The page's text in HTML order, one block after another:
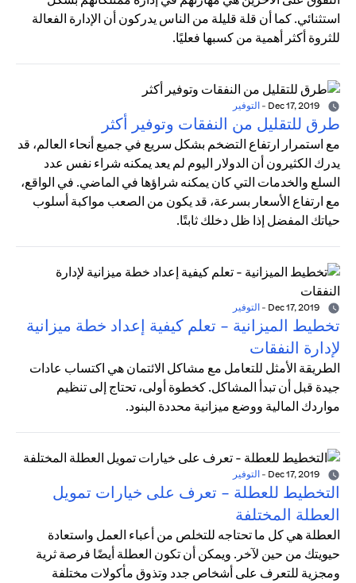
استثنائي. كما أن قلة قليلة من الناس يدركون أن الإدارة الفعالة
للثروة أكثر أهمية من كسبها فعليًا.
- التوفير
طرق للتقليل من النفقات وتوفير أكثر
مع استمرار ارتفاع التضخم بشكل سريع في جميع أنحاء العالم، قد
يدرك الكثيرون أن الدولار اليوم لم يعد يمكنه شراء نفس عدد
السلع والخدمات التي كان يمكنه شراؤها في الماضي. في الواقع،
مع ارتفاع الأسعار بسرعة، قد يكون من الصعب مواكبة أسلوب
حياتك المفضل إذا ظل دخلك ثابتًا.
- التوفير
تخطيط الميزانية - تعلم كيفية إعداد خطة ميزانية
لإدارة النفقات
الطريقة الأمثل للتعامل مع مشاكل الائتمان هي اكتساب عادات
جيدة قبل أن تبدأ المشاكل. كخطوة أولى، تحتاج إلى تنظيم
مواردك المالية ووضع ميزانية محددة البنود.
- التوفير
التخطيط للعطلة - تعرف على خيارات تمويل
العطلة المختلفة
العطلة هي كل ما تحتاجه للتخلص من أعباء العمل واستعادة
حيويتك من حين لآخر. ويمكن أن تكون العطلة أيضًا فرصة ثرية
ومجزية للتعرف على أشخاص جدد وتذوق مأكولات مختلفة